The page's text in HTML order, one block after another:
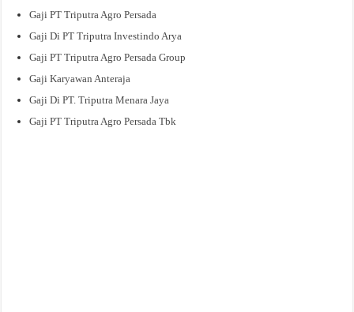
Gaji PT Triputra Agro Persada
Gaji Di PT Triputra Investindo Arya
Gaji PT Triputra Agro Persada Group
Gaji Karyawan Anteraja
Gaji Di PT. Triputra Menara Jaya
Gaji PT Triputra Agro Persada Tbk